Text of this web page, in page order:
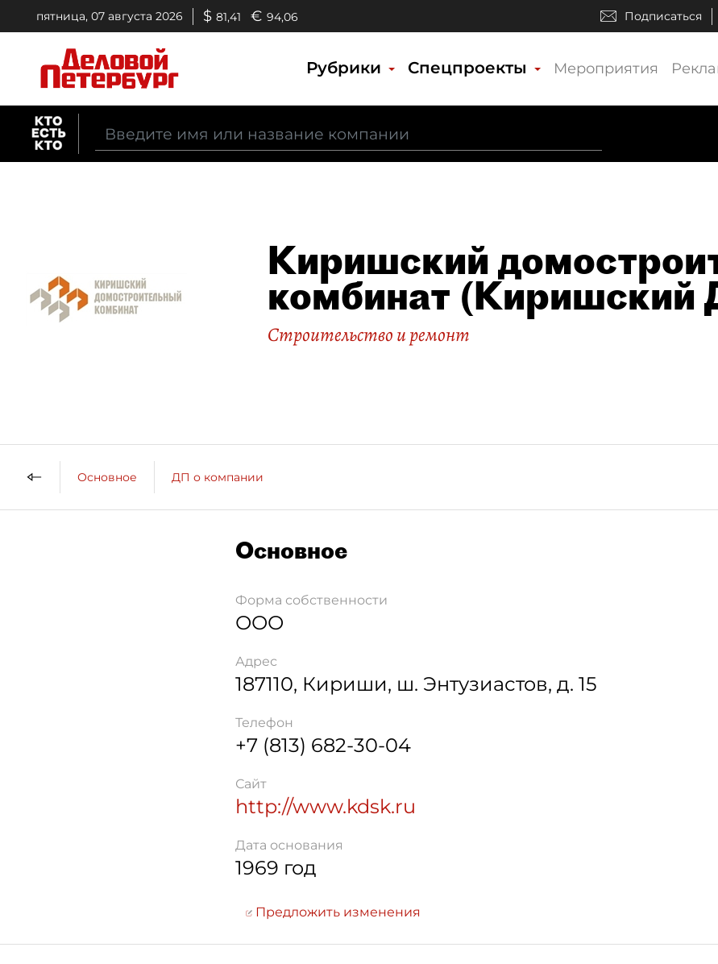
пятница, 07 августа 2026 $ 81,41 € 94,06 Подписаться
Рубрики Спецпроекты Мероприятия
Киришский
комбинат
Строительство и ремонт
Основное ДП о компании
Основное
Форма собственности
ООО
Адрес
187110, Кириши, ш. Энтузиастов, д. 15
Телефон
+7 (813) 682-30-04
Сайт
http://www.kdsk.ru
Дата основания
1969 год
Предложить изменения